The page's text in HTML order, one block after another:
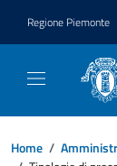
Regione Piemonte
Home /